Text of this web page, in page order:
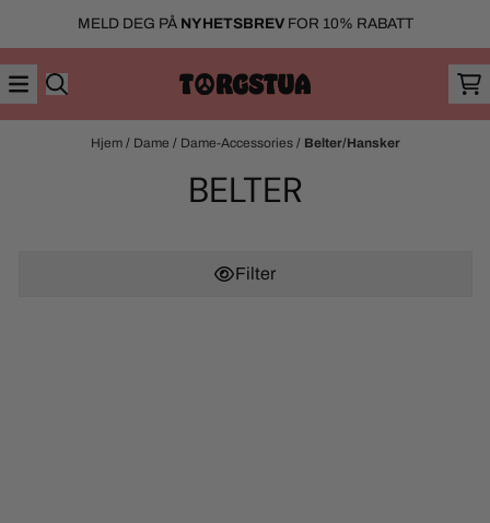
Hopp til innholdMELD DEG PÅ NYHETSBREVFOR 10% RABATT
Hjem / Dame / Dame-Accessories / Belter/Hansker
BELTER
Filter